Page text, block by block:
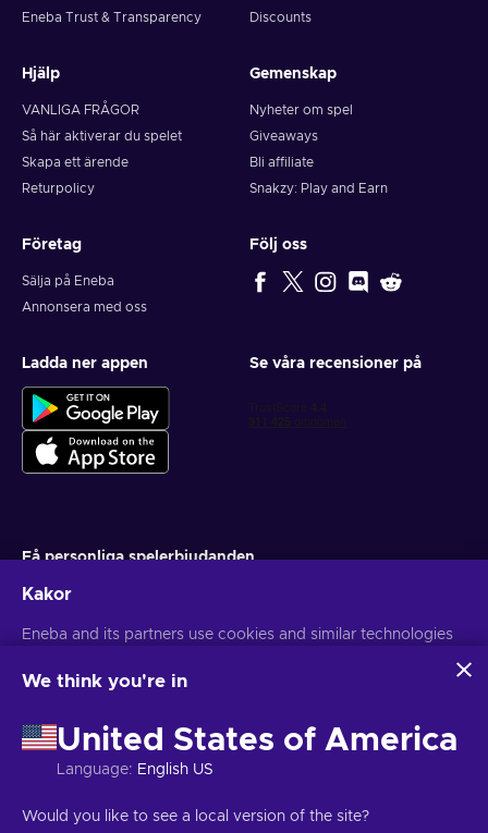
Eneba Trust & Transparency
Discounts
Hjälp
VANLIGA FRÅGOR
Så här aktiverar du spelet
Skapa ett ärende
Returpolicy
Gemenskap
Nyheter om spel
Giveaways
Bli affiliate
Snakzy: Play and Earn
Företag
Sälja på Eneba
Annonsera med oss
Följ oss
Ladda ner appen Se våra recensioner på
Få personliga spelerbjudanden
Du kan när som helst avsluta din prenumeration. Besök
Copyright © 2026 Eneba. Alla rättigheter reserverade.
Kakor
Eneba and its partners use cookies and similar technologies
website. We use this information to enhance content,
may also be used for ads personalization.
By clicking 'Accept all', you consent to the use of these
technologies by Eneba and its partners. You can adjust your
For more information on how Google uses your data, see
We think you're in
United States of America
Language: English US
Would you like to see a local version of the site?